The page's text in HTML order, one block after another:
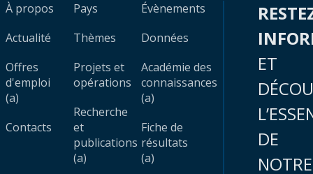
À propos
Actualité
Offres
d'emploi
(a)
Contacts
Pays
Thèmes
Projets et
opérations
Recherche
et
publications
(a)
Évènements
Données
Académie des
connaissances
(a)
Fiche de
résultats
(a)
ET
DE
NOTRE